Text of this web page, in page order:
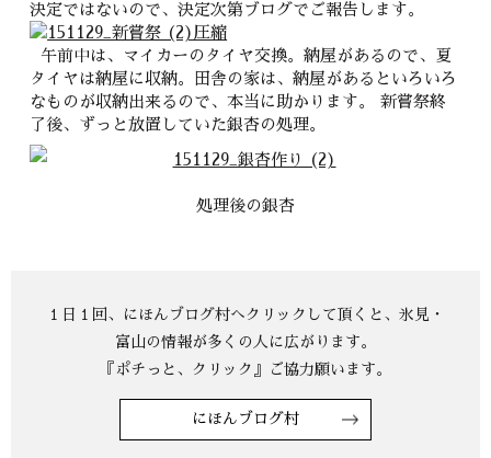
決定ではないので、決定次第ブログでご報告します。
午前中は、マイカーのタイヤ交換。納屋があるので、夏
タイヤは納屋に収納。田舎の家は、納屋があるといろいろ
なものが収納出来るので、本当に助かります。 新嘗祭終
了後、ずっと放置していた銀杏の処理。
処理後の銀杏
にほんブログ村